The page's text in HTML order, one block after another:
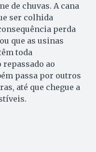
de chuvas. A cana
ser colhida
perda
que as usinas
toda
ao
passa por outros
até que chegue a